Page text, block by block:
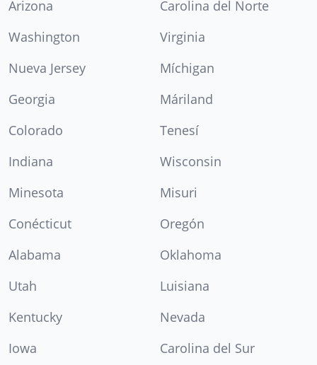
Arizona
Carolina del Norte
Washington
Virginia
Nueva Jersey
Míchigan
Georgia
Máriland
Colorado
Tenesí
Indiana
Wisconsin
Minesota
Misuri
Conécticut
Oregón
Alabama
Oklahoma
Utah
Luisiana
Kentucky
Nevada
Iowa
Carolina del Sur